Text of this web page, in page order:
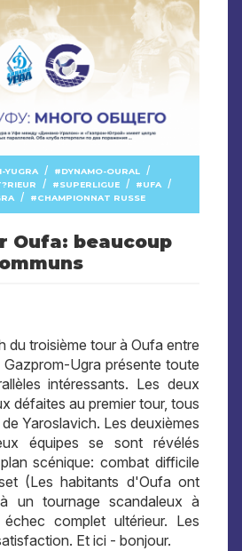
YUGRA / DYNAMO-OURAL /
/ SUPERLIGUE / UFA /
/ CHAMPIONNAT RUSSE
Oufa: beaucoup
du troisième tour à Oufa entre
Ugra présente toute
intéressants. Les deux
défaites au premier tour, tous
Yaroslavich. Les deuxièmes
équipes se sont révélés
scénique: combat difficile
(Les habitants d'Oufa ont
un tournage scandaleux à
complet ultérieur. Les
Et ici - bonjour.